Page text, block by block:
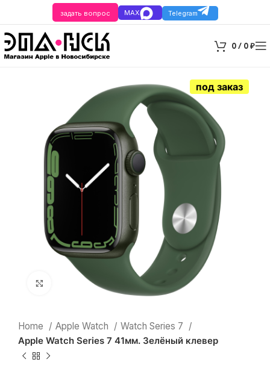
задать вопрос MAX Telegram
0/ 0₽
под заказ
Нажмите, чтобы увеличить
Home Apple Watch
Watch Series 7
Apple Watch Series 7 41мм. Зелёный клевер